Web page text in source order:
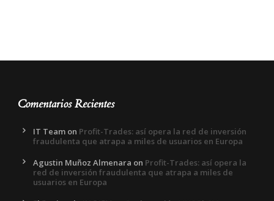
Comentarios Recientes
IT Team on Profit-Trades: así opera la red de inversión
fraudulenta que atrapa a miles de usuarios en Europa
Agustin Muñoz Almenara on Profit-Trades: así opera la
red de inversión fraudulenta que atrapa a miles de
usuarios en Europa